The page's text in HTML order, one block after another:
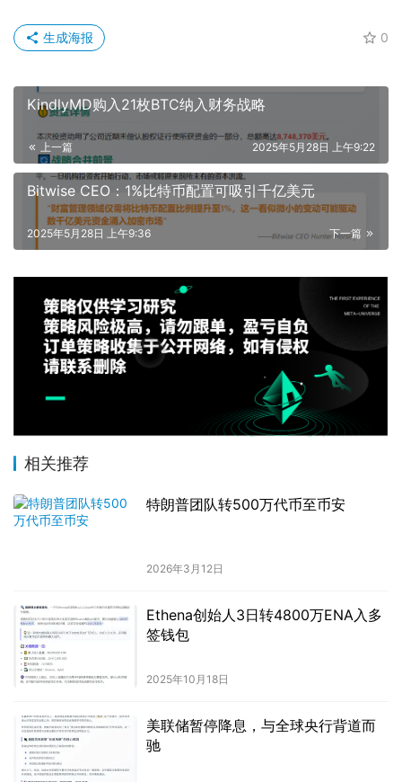
0
生成海报
KindlyMD购入21枚BTC纳入财务战略
上一篇 2025年5月28日 上午9:22
Bitwise CEO：1%比特币配置可吸引千亿美元
下一篇
2025年5月28日 上午9:36
相关推荐
特朗普团队转500万代币至币安
2026年3月12日
Ethena创始人3日转4800万ENA入多
签钱包
2025年10月18日
美联储暂停降息，与全球央行背道而
驰